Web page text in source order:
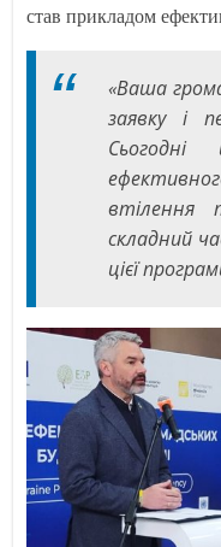
став прикладом
«Ваша
заявку і
втілення
складний
цієї